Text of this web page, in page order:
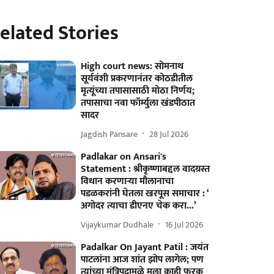
Stories
High court news: सोमनाथ
सूर्यवंशी प्रकरणानंतर कोठडीतील
मृत्यूंच्या तपासासाठी मोठा निर्णय;
तपासाचा नवा फॉर्म्युला खंडपीठात
सादर
Jagdish Pansare 28 Jul 2026
Padlakar on Ansari's
Statement : श्रीकृष्णाबद्दल वादग्रस्त
विधान करणाऱ्या मौलानाचा
पडळकरांनी घेतला खरपूस समाचार : ‘
अगोदर त्याचा डीएनए चेक करा...’
Vijaykumar Dudhale 16 Jul 2026
Padalkar On Jayant Patil : जयंत
पाटलांना आज शांत झोप लागेल; पण